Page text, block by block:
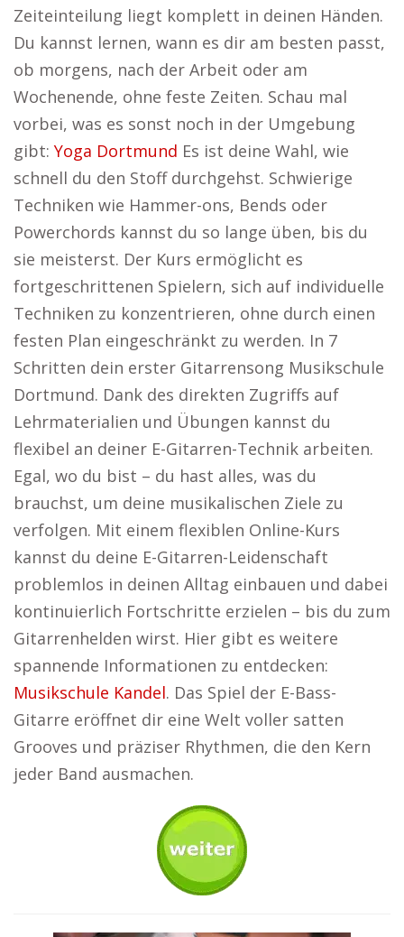
Zeiteinteilung liegt komplett in deinen Händen.
Du kannst lernen, wann es dir am besten passt,
ob morgens, nach der Arbeit oder am
Wochenende, ohne feste Zeiten. Schau mal
vorbei, was es sonst noch in der Umgebung
gibt: Yoga Dortmund Es ist deine Wahl, wie
schnell du den Stoff durchgehst. Schwierige
Techniken wie Hammer-ons, Bends oder
Powerchords kannst du so lange üben, bis du
sie meisterst. Der Kurs ermöglicht es
fortgeschrittenen Spielern, sich auf individuelle
Techniken zu konzentrieren, ohne durch einen
festen Plan eingeschränkt zu werden. In 7
Schritten dein erster Gitarrensong Musikschule
Dortmund. Dank des direkten Zugriffs auf
Lehrmaterialien und Übungen kannst du
flexibel an deiner E-Gitarren-Technik arbeiten.
Egal, wo du bist – du hast alles, was du
brauchst, um deine musikalischen Ziele zu
verfolgen. Mit einem flexiblen Online-Kurs
kannst du deine E-Gitarren-Leidenschaft
problemlos in deinen Alltag einbauen und dabei
kontinuierlich Fortschritte erzielen – bis du zum
Gitarrenhelden wirst. Hier gibt es weitere
spannende Informationen zu entdecken:
Musikschule Kandel. Das Spiel der E-Bass-
Gitarre eröffnet dir eine Welt voller satten
Grooves und präziser Rhythmen, die den Kern
jeder Band ausmachen.